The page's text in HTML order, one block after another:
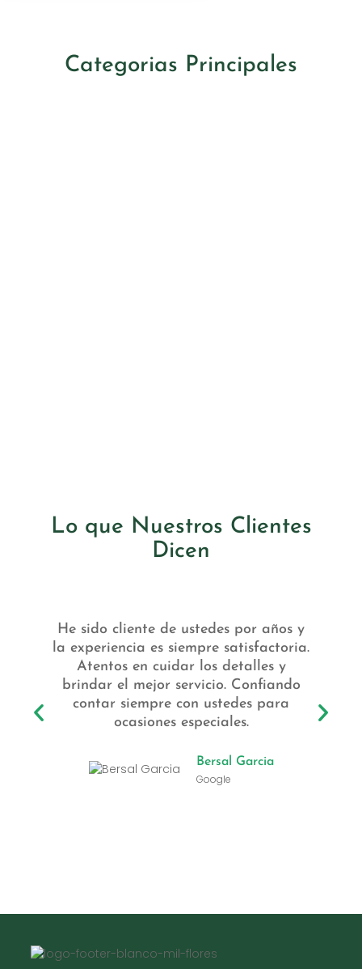
Categorias Principales
Lo que Nuestros Clientes
Dicen
He sido cliente de ustedes por años y
la experiencia es siempre satisfactoria.
Atentos en cuidar los detalles y
brindar el mejor servicio. Confiando
contar siempre con ustedes para
ocasiones especiales.
Bersal Garcia
Google